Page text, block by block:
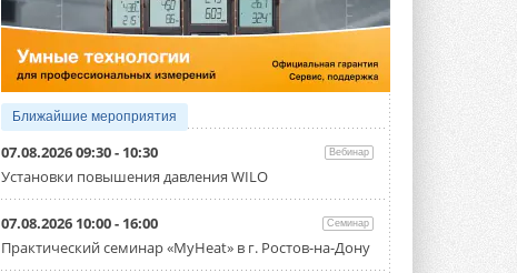
Тепловые насосы в связке с
солнечной генерацией и
накопителем снижают
потребление на 60%
Исследователи из Италии установили ...
4 АВГУСТА 2026
«РУСКЛИМАТ Fest 2026» в Уфе
собрал свыше 700 профи
климатической отрасли
Организатором выступил торгово-
производственный холдинг ...
3 АВГУСТА 2026
Ближайшие мероприятия
07.08.2026 09:30 - 10:30 Вебинар
Установки повышения давления WILO
07.08.2026 10:00 - 16:00 Семинар
Практический семинар «MyHeat» в г. Ростов-на-Дону